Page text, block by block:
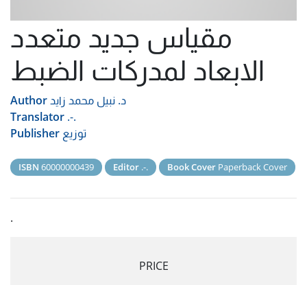
مقياس جديد متعدد
الابعاد لمدركات الضبط
Authorد. نبيل محمد زايد
Translator .-.
Publisher توزيع
ISBN 60000000439 Editor .-. Book Cover Paperback Cover
.
PRICE